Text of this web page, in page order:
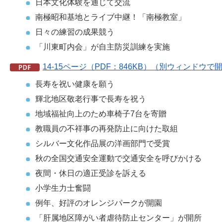
日本文化体験を通じて交流
南極昭和基地とライブ中継！「南極教室」
日々の練習の成果競う
「川東町内会」が自主防災訓練を実施
14-15ページ（PDF：846KB）（別ウィンドウで開
長寿を祝い健康を願う
輝北地区敬老行事で長寿を祝う
地域福祉向上のため車椅子7台を寄贈
教職員の不祥事の再発防止に向けた取組
シルバー文化作品展の洋画部門で受賞
秋の全国交通安全運動で交通安全を呼びかける
夜間・休日の適正受診を訴える
小学生力士奮闘
例年、好評のオレンジパークが開園
「肝属地区障がい者虐待防止センター」が開所